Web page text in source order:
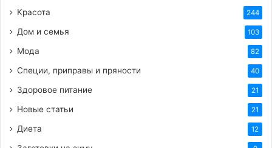
HTML-код для вставки на сайт и блог:
BB-код для вставки на форум:
Смешной кот на природе.
Красота 244
Дом и семья 103
Мода 82
Специи, приправы и пряности 40
Здоровое питание 21
Новые статьи 21
Диета 12